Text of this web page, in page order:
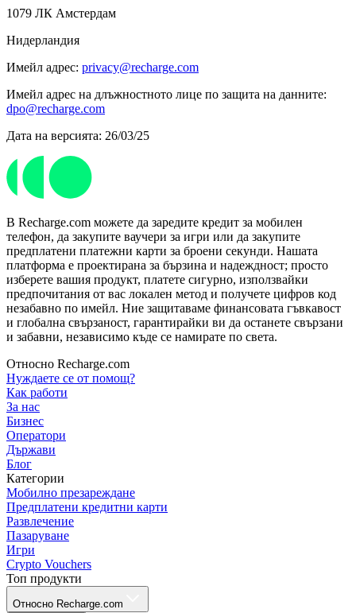
1079 ЛК Амстердам
Нидерландия
Имейл адрес: privacy@recharge.com
Имейл адрес на длъжностното лице по защита на данните:
dpo@recharge.com
Дата на версията: 26/03/25
В Recharge.com можете да заредите кредит за мобилен
телефон, да закупите ваучери за игри или да закупите
предплатени платежни карти за броени секунди. Нашата
платформа е проектирана за бързина и надеждност; просто
изберете вашия продукт, платете сигурно, използвайки
предпочитания от вас локален метод и получете цифров код
незабавно по имейл. Ние защитаваме финансовата гъвкавост
и глобална свързаност, гарантирайки ви да останете свързани
и забавни, независимо къде се намирате по света.
Относно Recharge.com
Нуждаете се от помощ?
Как работи
За нас
Бизнес
Оператори
Държави
Блог
Категории
Мобилно презареждане
Предплатени кредитни карти
Развлечение
Пазаруване
Игри
Crypto Vouchers
Топ продукти
Относно Recharge.com